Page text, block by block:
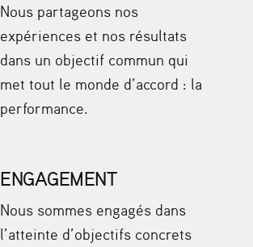
Nous partageons nos
expériences et nos résultats
dans un objectif commun qui
met tout le monde d’accord : la
performance.
ENGAGEMENT
Nous sommes engagés dans
l’atteinte d’objectifs concrets